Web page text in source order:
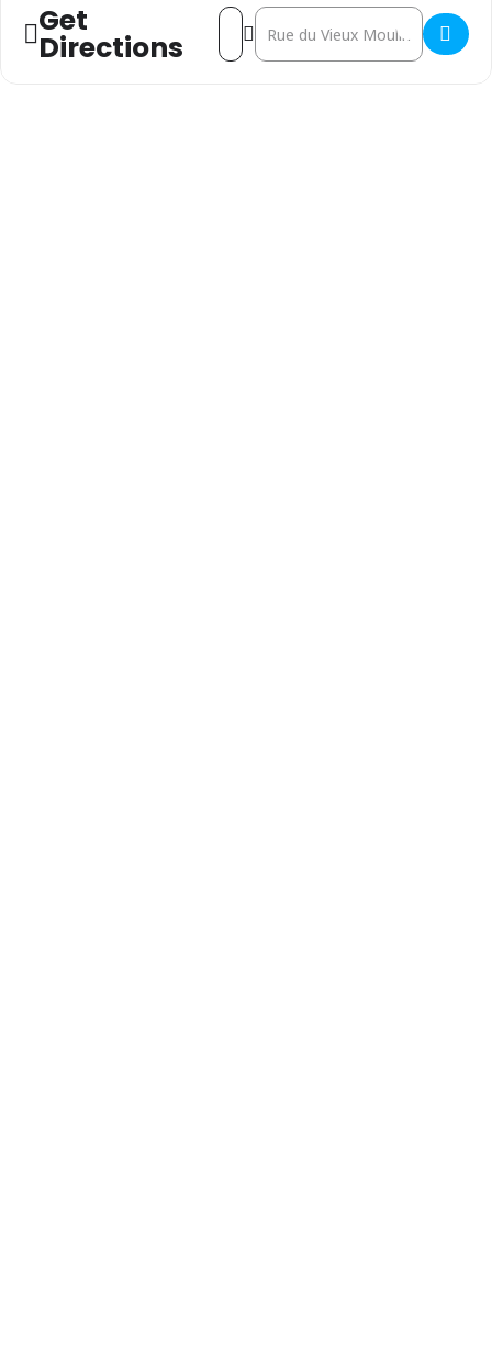
Get
Directions
Address - Forum des associations []
Destination Address - Forum